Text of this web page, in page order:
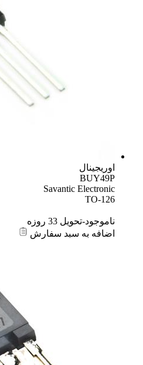
اوریجینال
BUY49P
Savantic Electronic
TO-126
ناموجود-تحویل 33 روزه
اضافه به سبد سفارش